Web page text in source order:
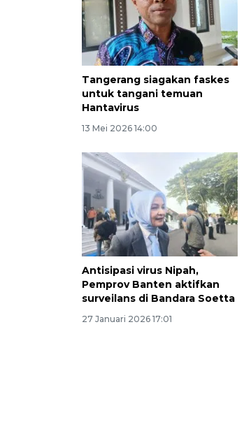
Tangerang siagakan faskes
untuk tangani temuan
Hantavirus
13 Mei 2026 14:00
Antisipasi virus Nipah,
Pemprov Banten aktifkan
surveilans di Bandara Soetta
27 Januari 2026 17:01